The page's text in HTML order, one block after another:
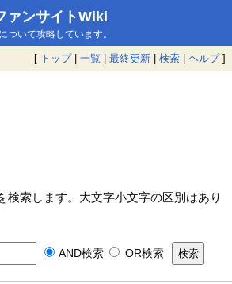
ァンサイトWiki
ついて攻略しています。
[ トップ| 一覧 | 最終更新 | 検索 | ヘルプ]
検索します。大文字小文字の区別はあり
AND検索 OR検索